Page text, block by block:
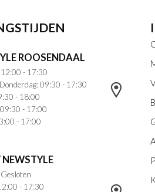
ROOSENDAAL
- 17:30
09:30 - 17:30
- 18:00
- 17:00
- 17:00
NEWSTYLE
- 17:30